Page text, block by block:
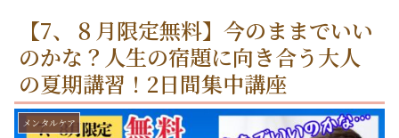
【7、８月限定無料】今のままでいい
のかな？人生の宿題に向き合う大人
の夏期講習！2日間集中講座
メンタルケア